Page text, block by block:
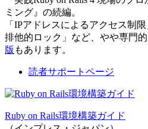
ミング』の続編。
「IPアドレスによるアクセス制
排他的ロック」など、やや専門
版 もあります。
読者サポートページ
Ruby on Rails環境構築ガイド